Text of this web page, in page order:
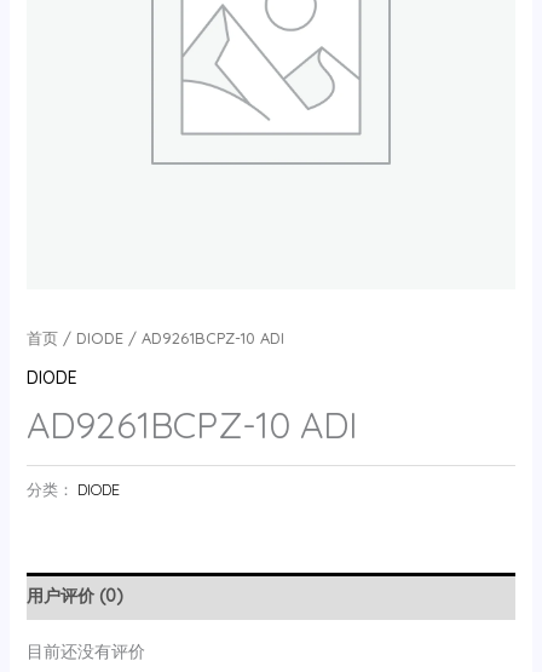
首页/ DIODE/ AD9261BCPZ-10 ADI
DIODE
AD9261BCPZ-10 ADI
分类： DIODE
用户评价 (0)
目前还没有评价